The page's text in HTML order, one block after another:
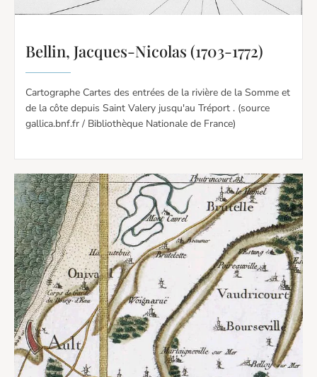
Bellin, Jacques-Nicolas (1703-1772)
Cartographe Cartes des entrées de la rivière de la Somme et
de la côte depuis Saint Valery jusqu'au Tréport . (source
gallica.bnf.fr / Bibliothèque Nationale de France) ​